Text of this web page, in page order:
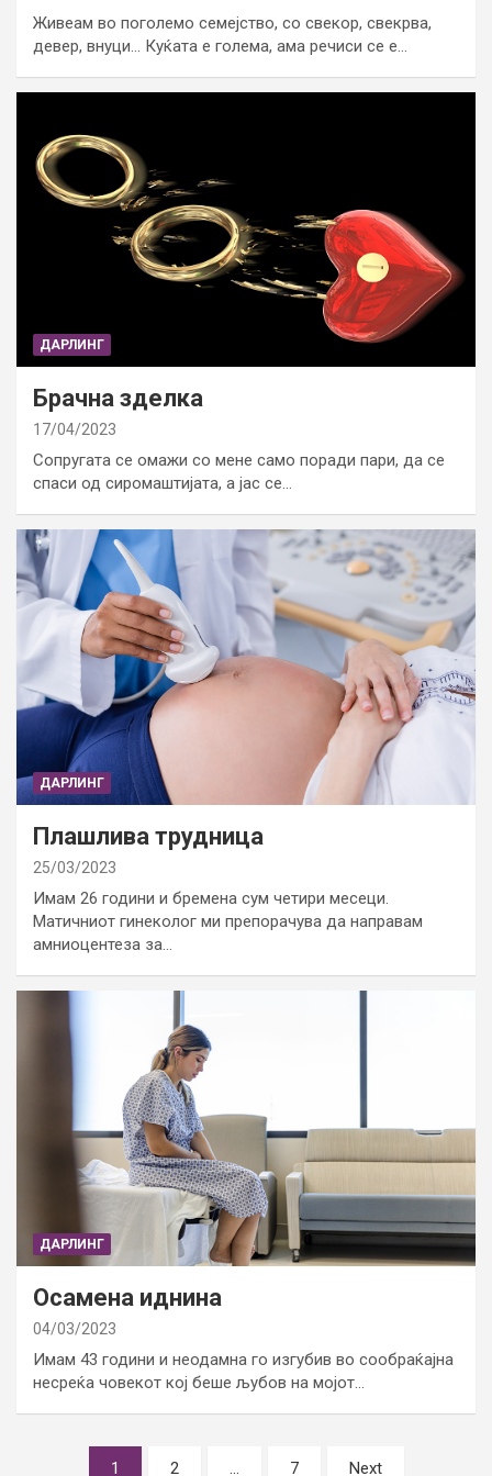
Живеам во поголемо семејство, со свекор, свекрва,
девер, внуци… Куќата е голема, ама речиси се е…
ДАРЛИНГ
Брачна зделка
17/04/2023
Сопругата се омажи со мене само поради пари, да се
спаси од сиромаштијата, а јас се…
ДАРЛИНГ
Плашлива трудница
25/03/2023
Имам 26 години и бремена сум четири месеци.
Матичниот гинеколог ми препорачува да направам
амниоцентеза за…
ДАРЛИНГ
Осамена иднина
04/03/2023
Имам 43 години и неодамна го изгубив во сообраќајна
несреќа човекот кој беше љубов на мојот…
1 2 … 7 Next